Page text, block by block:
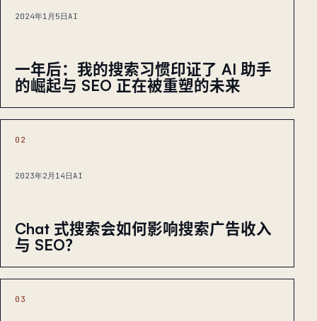
2024年1月5日 AI
一年后：我的搜索习惯印证了 AI 助手
的崛起与 SEO 正在被重塑的未来
02
2023年2月14日 AI
Chat 式搜索会如何影响搜索广告收入
与 SEO？
03